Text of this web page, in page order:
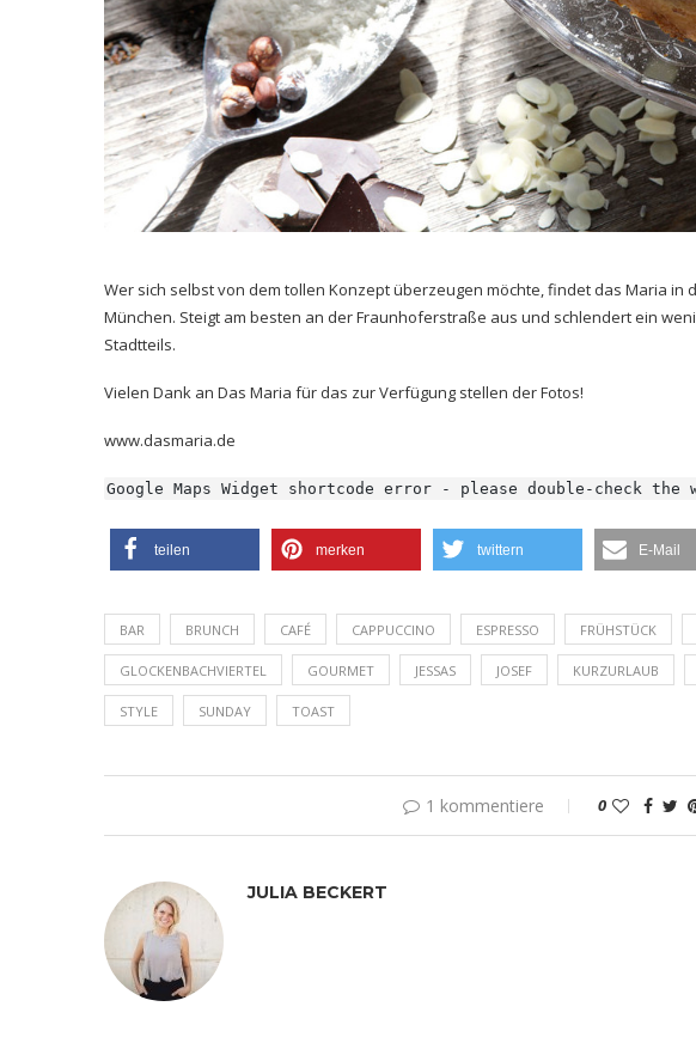
Wer sich selbst von dem tollen Konzept überzeugen möchte, findet das Maria in
München. Steigt am besten an der Fraunhoferstraße aus und schlendert ein
Stadtteils.
Vielen Dank an Das Maria für das zur Verfügung stellen der Fotos!
www.dasmaria.de
Google Maps Widget shortcode error - please double-check the
teilen merken twittern E-Mail
BAR BRUNCH CAFÉ CAPPUCCINO ESPRESSO FRÜHSTÜCK
GLOCKENBACHVIERTEL GOURMET JESSAS JOSEF KURZURLAUB
STYLE SUNDAY TOAST
1 kommentiere 0
JULIA BECKERT